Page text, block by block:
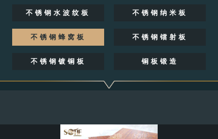
不锈钢水波纹板 不锈钢纳米板
不锈钢蜂窝板 不锈钢镭射板
不锈钢镀铜板 铜板锻造